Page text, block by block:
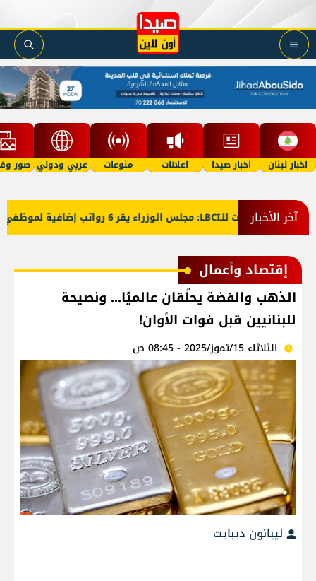
اخبار لبنان اخبار صيدا اعلانات منوعات عربي ودولي صور
آخر الأخبار
معلومات للـLBCI: مجلس الوزراء يقر 6 رواتب إضافية لموظفي القطاع العام وصرف الفروقات بأثر رجعي منذ آذار
إقتصاد وأعمال
الذهب والفضة يحلّقان عالميًا... ونصيحة
للبنانيين قبل فوات الأوان!
الثلاثاء 15/تموز/2025 - 08:45 ص
ليبانون ديبايت